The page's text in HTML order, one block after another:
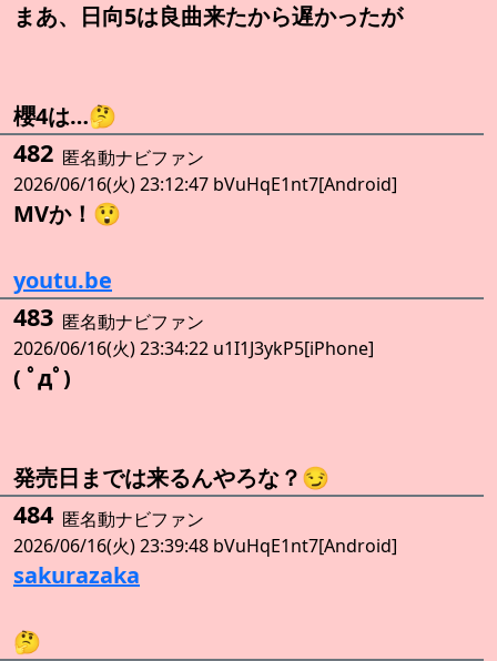
まあ、日向5は良曲来たから遅かったが
櫻4は…🤔
482 匿名動ナビファン
2026/06/16(火) 23:12:47 bVuHqE1nt7[Android]
MVか！😲
youtu.be
483 匿名動ナビファン
2026/06/16(火) 23:34:22 u1I1J3ykP5[iPhone]
( ﾟдﾟ)
発売日までは来るんやろな？😏
484 匿名動ナビファン
2026/06/16(火) 23:39:48 bVuHqE1nt7[Android]
sakurazaka
🤔